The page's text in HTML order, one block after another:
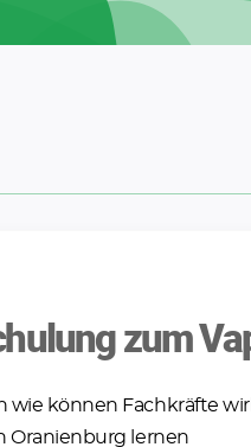
zum
wie können Fachkräfte
Oranienburg lernen